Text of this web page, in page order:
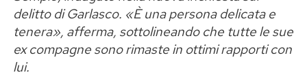
delitto di Garlasco. «È una persona delicata e
tenera», afferma, sottolineando che tutte le sue
ex compagne sono rimaste in ottimi rapporti con
lui.